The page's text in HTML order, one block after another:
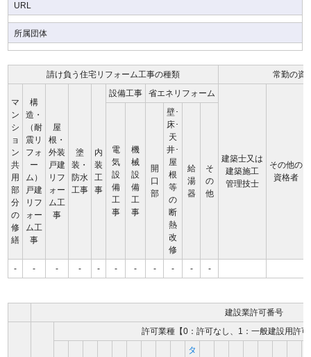
URL
所属団体
請け負う住宅リフォーム工事の種類 常勤の資
マ
ン
シ
ョ
ン
共
用
部
分
の
修
繕
構
造・
（耐
震リ
フォ
ー
ム）
戸建
リフ
ォー
ム工
事
屋
根・
外装
戸建
リフ
ォー
ム工
事
塗
装・
防水
工事
内
装
工
事
設備工事 省エネリフォーム
建築士又は
建築施工
管理技士
その他の
資格者
電
気
設
備
工
事
機
械
設
備
工
事
開
口
部
壁･
床･
天
井･
屋
根
等
の
断
熱
改
修
給
湯
器
そ
の
他
- - - - - - - - - - -
建設業許可番号
許可業種【0：許可なし、1：一般建設用許
タ